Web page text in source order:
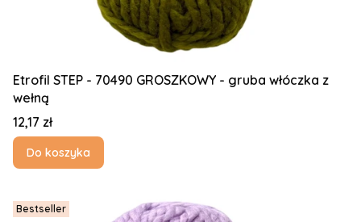
Etrofil STEP - 70490 GROSZKOWY - gruba włóczka z
wełną
Cena
12,17 zł
Do koszyka
Bestseller